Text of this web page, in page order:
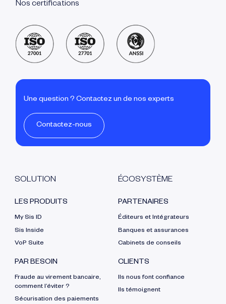
Nos certifications
Une question ? Contactez un de nos experts
Contactez-nous
SOLUTION
LES PRODUITS
My Sis ID
Sis Inside
VoP Suite
PAR BESOIN
Fraude au virement bancaire,
comment l’éviter ?
Sécurisation des paiements
ÉCOSYSTÈME
PARTENAIRES
Éditeurs et Intégrateurs
Banques et assurances
Cabinets de conseils
CLIENTS
Ils nous font confiance
Ils témoignent